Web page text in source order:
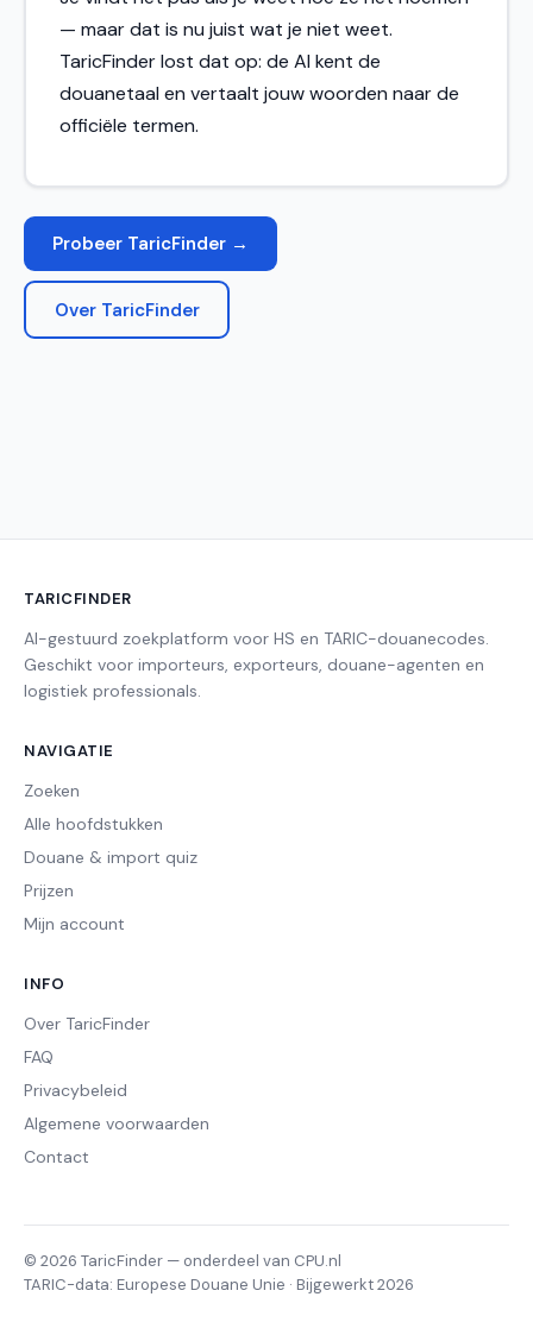
— maar dat is nu juist wat je niet weet.
TaricFinder lost dat op: de AI kent de
douanetaal en vertaalt jouw woorden naar de
officiële termen.
Probeer TaricFinder →
Over TaricFinder
TARICFINDER
AI-gestuurd zoekplatform voor HS en TARIC-douanecodes.
Geschikt voor importeurs, exporteurs, douane-agenten en
logistiek professionals.
NAVIGATIE
Zoeken
Alle hoofdstukken
Douane & import quiz
Prijzen
Mijn account
INFO
Over TaricFinder
FAQ
Privacybeleid
Algemene voorwaarden
Contact
© 2026 TaricFinder — onderdeel van CPU.nl
TARIC-data: Europese Douane Unie · Bijgewerkt 2026